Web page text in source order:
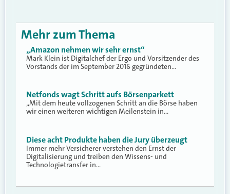
Mehr zum Thema
„Amazon nehmen wir sehr ernst“
Mark Klein ist Digitalchef der Ergo und Vorsitzender des
Vorstands der im September 2016 gegründeten…
Netfonds wagt Schritt aufs Börsenparkett
„Mit dem heute vollzogenen Schritt an die Börse haben
wir einen weiteren wichtigen Meilenstein in…
Diese acht Produkte haben die Jury überzeugt
Immer mehr Versicherer verstehen den Ernst der
Digitalisierung und treiben den Wissens- und
Technologietransfer in…